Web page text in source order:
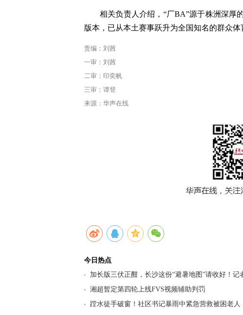
相关负责人介绍，“厂BA”源于株洲深厚
版本，已从本土赛事跃升为全国知名的群众体
责编：刘茜
一审：刘茜
二审：印奕帆
三审：谭登
来源：华声在线
今日热点
加长版三伏正酣，长沙这份“避暑地图”请收好！记
九区县（市）清凉坐标
湘超暂定第四轮上线FVS视频辅助判罚
蹚水徒手破窗！社区书记暴雨中紧急营救被困老人